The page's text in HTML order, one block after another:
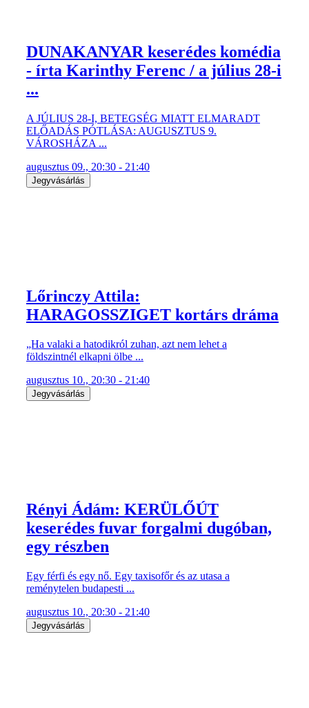
DUNAKANYAR keserédes komédia
- írta Karinthy Ferenc / a július 28-i
...
A JÚLIUS 28-I, BETEGSÉG MIATT ELMARADT
ELŐADÁS PÓTLÁSA: AUGUSZTUS 9.
VÁROSHÁZA ...
augusztus 09., 20:30 - 21:40
Jegyvásárlás
Lőrinczy Attila:
HARAGOSSZIGET kortárs dráma
„Ha valaki a hatodikról zuhan, azt nem lehet a
földszintnél elkapni ölbe ...
augusztus 10., 20:30 - 21:40
Jegyvásárlás
Rényi Ádám: KERÜLŐÚT
keserédes fuvar forgalmi dugóban,
egy részben
Egy férfi és egy nő. Egy taxisofőr és az utasa a
reménytelen budapesti ...
augusztus 10., 20:30 - 21:40
Jegyvásárlás